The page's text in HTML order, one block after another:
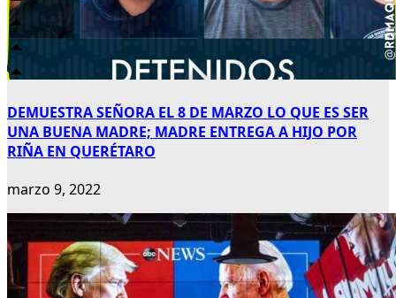
DEMUESTRA SEÑORA EL 8 DE MARZO LO QUE ES SER
UNA BUENA MADRE; MADRE ENTREGA A HIJO POR
RIÑA EN QUERÉTARO
marzo 9, 2022